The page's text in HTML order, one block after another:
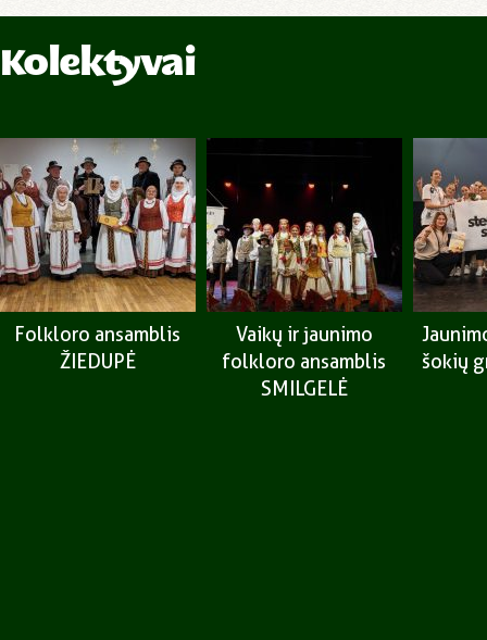
Kolektyvai
Folkloro ansamblis
ŽIEDUPĖ
Vaikų ir jaunimo
folkloro ansamblis
SMILGELĖ
šokių